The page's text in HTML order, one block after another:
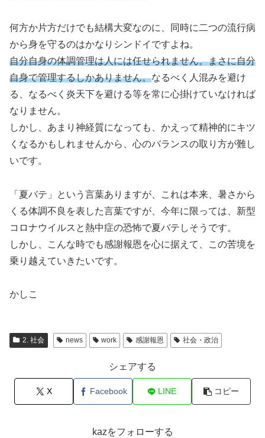
何方か片方だけでも結構大変なのに、同時に二つの流行病
から身を守るのはかなりシンドイですよね。
自分自身の体調管理は人には任せられません。まさに自分
自身で管理するしかありません。なるべく人混みを避け
る、なるべく炎天下を避ける等を常に心掛けていなければ
なりません。
しかし、あまり神経質になっても、かえって精神的にキツ
くなるかもしれませんから、心のバランスの取り方が難し
いです。
「夏バテ」という言葉ありますが、これは本来、暑さから
くる体調不良を表した言葉ですが、今年に限っては、新型
コロナウイルスと熱中症の恐怖で夏バテしそうです。
しかし、こんな時でも感謝報恩を心に据えて、この苦境を
乗り越えていきたいです。
かしこ
2. 社会 news work 感謝報恩 社会・政治
シェアする
X Facebook LINE コピー
kazをフォローする